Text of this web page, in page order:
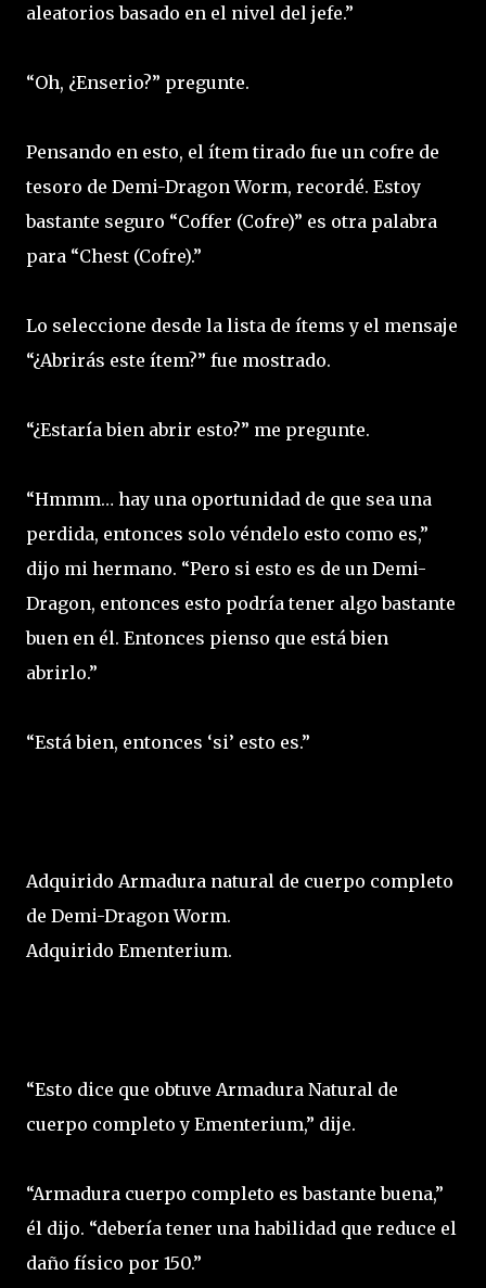
aleatorios basado en el nivel del jefe.”
“Oh, ¿Enserio?” pregunte.
Pensando en esto, el ítem tirado fue un cofre de
tesoro de Demi-Dragon Worm, recordé. Estoy
bastante seguro “Coffer (Cofre)” es otra palabra
para “Chest (Cofre).”
Lo seleccione desde la lista de ítems y el mensaje
“¿Abrirás este ítem?” fue mostrado.
“¿Estaría bien abrir esto?” me pregunte.
“Hmmm… hay una oportunidad de que sea una
perdida, entonces solo véndelo esto como es,”
dijo mi hermano. “Pero si esto es de un Demi-
Dragon, entonces esto podría tener algo bastante
buen en él. Entonces pienso que está bien
abrirlo.”
“Está bien, entonces ‘si’ esto es.”
Adquirido Armadura natural de cuerpo completo
de Demi-Dragon Worm.
Adquirido Ementerium.
“Esto dice que obtuve Armadura Natural de
cuerpo completo y Ementerium,” dije.
“Armadura cuerpo completo es bastante buena,”
él dijo. “debería tener una habilidad que reduce el
daño físico por 150.”